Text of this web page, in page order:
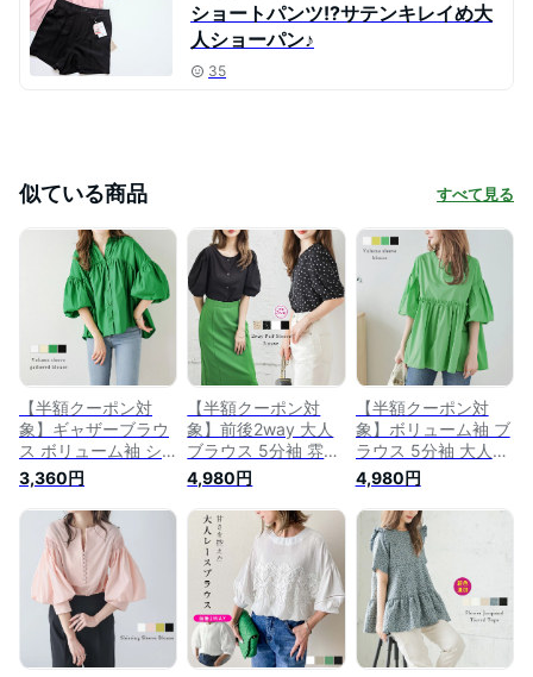
ショートパンツ!?サテンキレイめ大
人ショーパン♪
35
似ている商品 すべて見る
【半額クーポン対
象】ギャザーブラウ
ス ボリューム袖 シ
ャツ 5分袖 上品 キレ
イめ 大人可愛い ト
ップス レディース
おすすめ おしゃれ
フリーサイズ メール
便 2026春夏
【lstp302-52f】
【即納：1-5営業
日】【送料無料】ユ
込3
3,360円
【半額クーポン対
象】前後2way 大人
ブラウス 5分袖 雰囲
気 フェミニントップ
ス レディース おす
すめ おしゃれ メー
ル便 2026春夏
【lstp302-72f】【即
納：1-5営業日】
【送料無料】ユ込2
4,980円
【半額クーポン対
象】ボリューム袖 ブ
ラウス 5分袖 大人可
愛い トップス レデ
ィース おすすめ お
しゃれ ブラック フ
リーサイズ メール便
2025秋冬
【lstp302-49f】
【即納：1-5営業
日】【送料無料】ユ
込2
4,980円